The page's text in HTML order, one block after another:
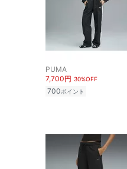
PUMA
7,700円 30%OFF
700ポイント